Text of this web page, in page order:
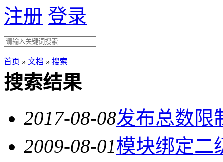
注册 登录
首页 » 文档 » 搜索
搜索结果
2017-08-08发布总数限
2009-08-01模块绑定二